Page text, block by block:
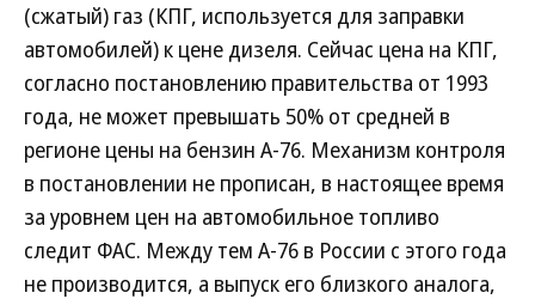
(сжатый) газ (КПГ, используется для заправки
автомобилей) к цене дизеля. Сейчас цена на КПГ,
согласно постановлению правительства от 1993
года, не может превышать 50% от средней в
регионе цены на бензин А-76. Механизм контроля
в постановлении не прописан, в настоящее время
за уровнем цен на автомобильное топливо
следит ФАС. Между тем А-76 в России с этого года
не производится, а выпуск его близкого аналога,